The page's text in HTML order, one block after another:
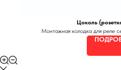
Цоколь
Монтажная колодка для реле